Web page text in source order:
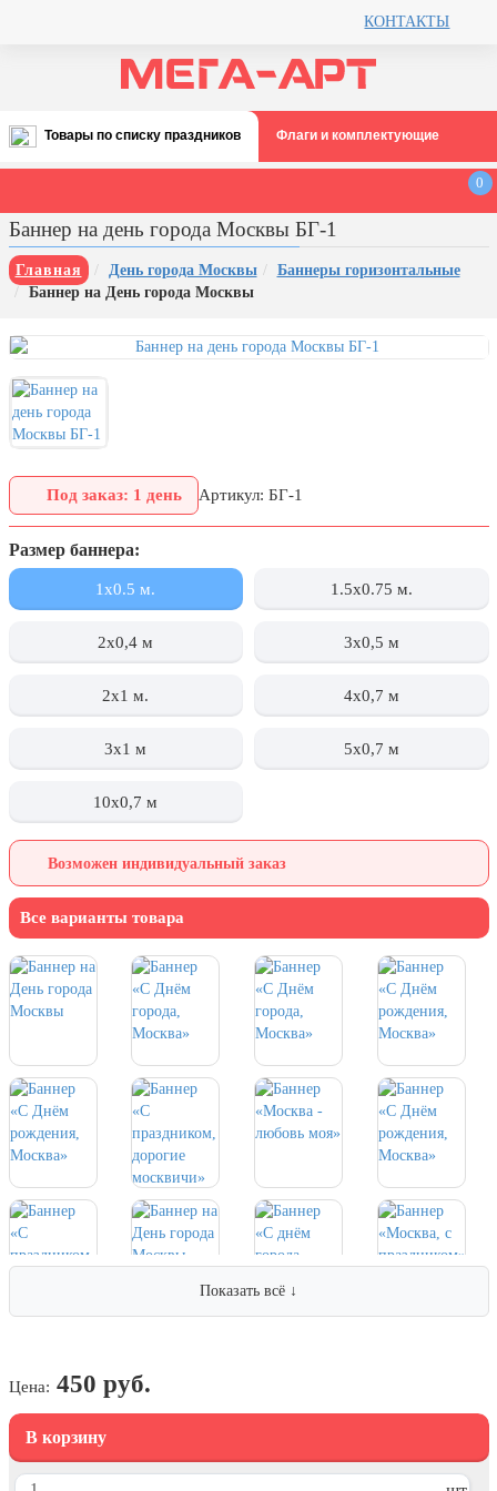
КОНТАКТЫ
Товары по списку праздников
Все праздники
августа)
12 августа, День ВВС
22 августа, День Государственного
День шахтера (последнее
воскресенье августа)
1 сентября, День знаний
День города Москвы (первая суббота
сентября)
День нефтяника (первое воскресенье
воскресенье сентября)
пожилых людей
19 октября, День Отца
25 октября, День Таможенника
28 октября, День Бабушек и Дедушек
4 ноября, День народного единства
7 ноября, День проведения военного
парада на Красной площади
7 ноября, День Октябрьской
10 ноября, День сотрудника органов
внутренних дел РФ
13 ноября, День Войск РХБЗ
19 ноября, День Ракетных Войск и
Артиллерии
День матери (последнее воскресенье
ноября)
контрнаступления советских войск
борьбы с коррупцией
9 декабря, День Героев Отечества
12 декабря, День конституции РФ
Флаги и комплектующие
0
Баннер на день города Москвы БГ-1
Главная День города Москвы
Баннеры горизонтальные
Баннер на День города Москвы
Под заказ: 1 день Артикул: БГ-1
Размер баннера:
1x0.5 м. 1.5x0.75 м.
2х0,4 м 3х0,5 м
2x1 м. 4х0,7 м
3x1 м 5х0,7 м
10х0,7 м
Возможен индивидуальный заказ
Все варианты товара
Показать всё ↓
Цена: 450 руб.
В корзину